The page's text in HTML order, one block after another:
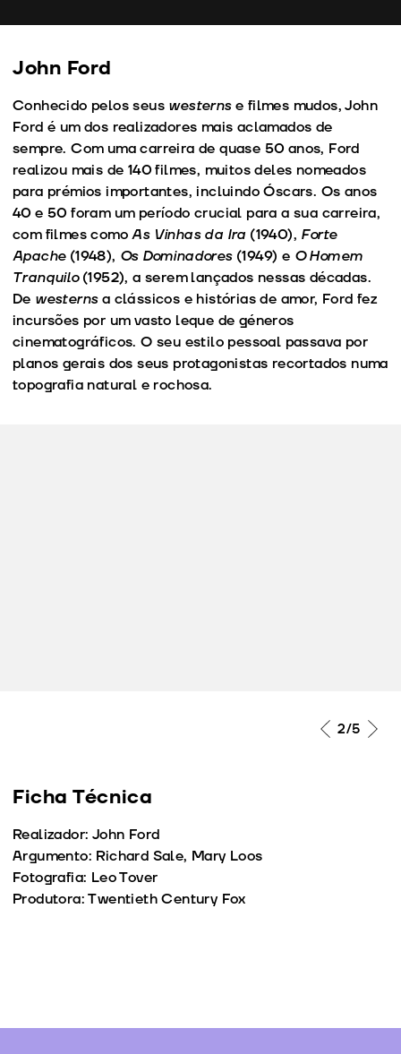
John Ford
Conhecido pelos seus westernse filmes mudos, John
Ford é um dos realizadores mais aclamados de
sempre. Com uma carreira de quase 50 anos, Ford
realizou mais de 140 filmes, muitos deles nomeados
para prémios importantes, incluindo Óscars. Os anos
40 e 50 foram um período crucial para a sua carreira,
com filmes comoAs Vinhas da Ira (1940), Forte
Apache (1948), Os Dominadores(1949) e O Homem
Tranquilo(1952), a serem lançados nessas décadas.
De westernsa clássicos e histórias de amor, Ford fez
incursões por um vasto leque de géneros
cinematográficos. O seu estilo pessoal passava por
planos gerais dos seus protagonistas recortados numa
topografia natural e rochosa.
2/5
Ficha Técnica
Realizador: John Ford
Argumento: Richard Sale, Mary Loos
Fotografia: Leo Tover
Produtora: Twentieth Century Fox